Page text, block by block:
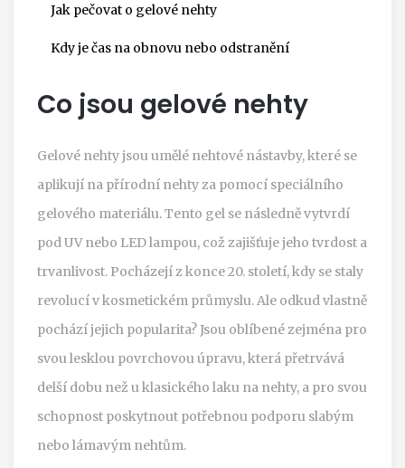
Jak pečovat o gelové nehty
Kdy je čas na obnovu nebo odstranění
Co jsou gelové nehty
Gelové nehty jsou umělé nehtové nástavby, které se
aplikují na přírodní nehty za pomocí speciálního
gelového materiálu. Tento gel se následně vytvrdí
pod UV nebo LED lampou, což zajišťuje jeho tvrdost a
trvanlivost. Pocházejí z konce 20. století, kdy se staly
revolucí v kosmetickém průmyslu. Ale odkud vlastně
pochází jejich popularita? Jsou oblíbené zejména pro
svou lesklou povrchovou úpravu, která přetrvává
delší dobu než u klasického laku na nehty, a pro svou
schopnost poskytnout potřebnou podporu slabým
nebo lámavým nehtům.